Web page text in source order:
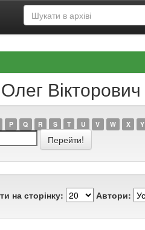
Вікторович
P Q R S T U V W X Y
на сторінку: Автори: